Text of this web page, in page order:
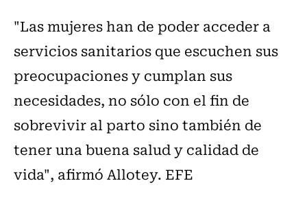
"Las mujeres han de poder acceder a
servicios sanitarios que escuchen sus
preocupaciones y cumplan sus
necesidades, no sólo con el fin de
sobrevivir al parto sino también de
tener una buena salud y calidad de
vida", afirmó Allotey. EFE